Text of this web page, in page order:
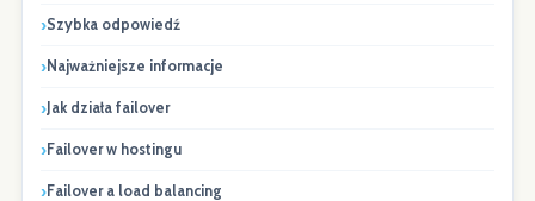
Szybka odpowiedź
Najważniejsze informacje
Jak działa failover
Failover w hostingu
Failover a load balancing